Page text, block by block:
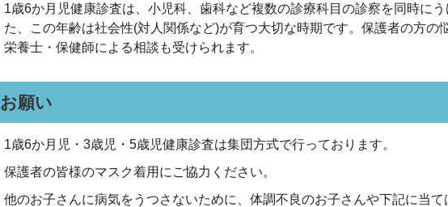
1歳6か月児健康診査は、小児科、歯科など複数の診療科目の診察を同時に
た、この年齢は社会性(対人関係など)が育つ大切な時期です。保護者の方
栄養士・保健師による相談も受けられます。
お願い
1歳6か月児・3歳児・5歳児健康診査は集団方式で行っております。
保護者の皆様のマスク着用にご協力ください。
他のお子さんに病気をうつさないために、体調不良のお子さんや下記に当